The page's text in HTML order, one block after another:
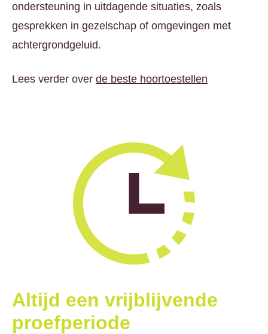
ondersteuning in uitdagende situaties, zoals
gesprekken in gezelschap of omgevingen met
achtergrondgeluid.
Lees verder over de beste hoortoestellen
Altijd een vrijblijvende
proefperiode